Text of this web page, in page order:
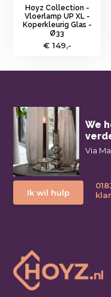
Hoyz Collection -
Vloerlamp UP XL -
Koperkleurig Glas -
Ø33
€ 149,-
We
Via
Ik wil hulp